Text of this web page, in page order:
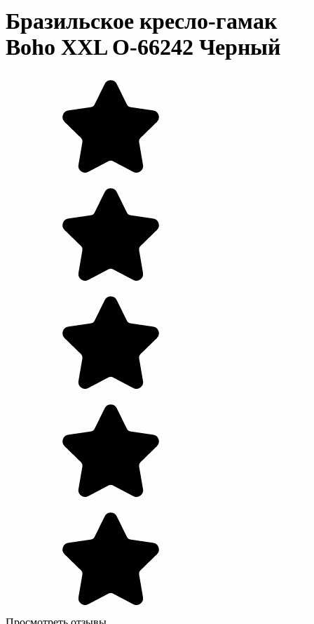
Бразильское кресло-гамак
Boho XXL O-66242 Черный